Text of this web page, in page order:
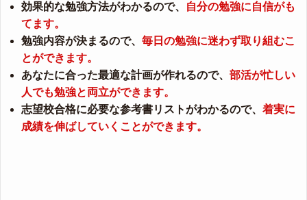
効果的な勉強方法がわかるので、
自分の勉強に自信がも
てます。
勉強内容が決まるので、 毎日の勉強に迷わず取り組むこ
とができます。
あなたに合った最適な計画が作れるので、 部活が忙しい
人でも勉強と両立ができます。
志望校合格に必要な参考書リストがわかるので、 着実に
成績を伸ばしていくことができます。